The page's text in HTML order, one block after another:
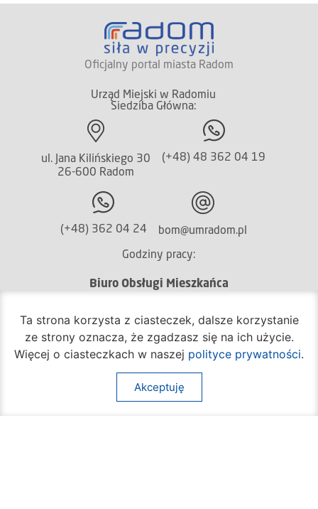
Oficjalny portal miasta Radom
Urząd Miejski w Radomiu
Siedziba Główna:
ul. Jana Kilińskiego 30
26-600 Radom
(+48) 48 362 04 19
(+48) 362 04 24 bom@umradom.pl
Godziny pracy:
Biuro Obsługi Mieszkańca
godz.7:30 – 16:30
Pozostałe wydziały
poniedziałek – piątek
godz.7:30 – 15:30
Na skróty:
Ta strona korzysta z ciasteczek, dalsze korzystanie
ze strony oznacza, że zgadzasz się na ich użycie.
Więcej o ciasteczkach w naszej polityce prywatności.
Akceptuję